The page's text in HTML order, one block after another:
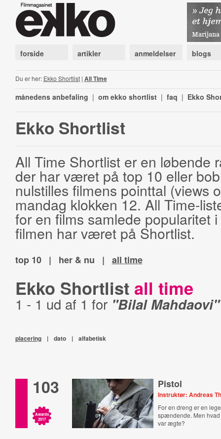
forside artikler anmeldelser blogs
Du er her: Ekko Shortlist| All Time
månedens anbefaling | om ekko shortlist | faq | Ekko
Ekko Shortlist
All Time Shortlist er en løbende
der har været på top 10 eller
nulstilles filmens pointtal (views
mandag klokken 12. All Time-
for en films samlede popularitet
filmen har været på Shortlist.
top 10 | her & nu | all time
Ekko Shortlist all time
1 - 1 ud af 1 for "Bilal Mahdaovi"
placering | dato | alfabetisk
103
Awards
2017
Pistol
Instruktør: Andreas
For en dreng er en
spændende. Men
var ægte?